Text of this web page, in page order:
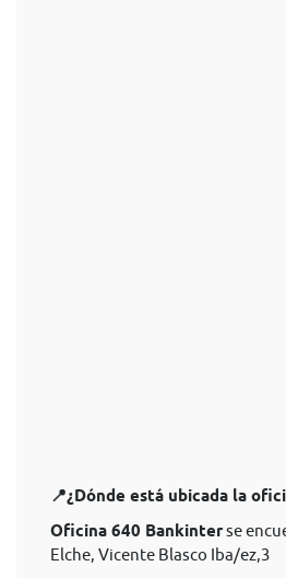
📍¿Dónde está ubicada la
Oficina 640 Bankinterse
Elche, Vicente Blasco Iba/ez,3